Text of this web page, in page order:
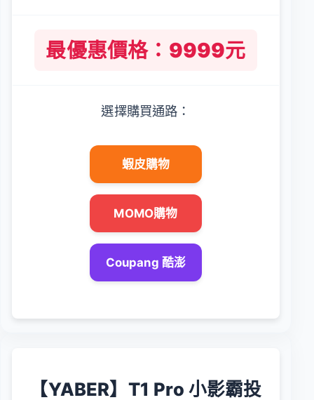
最優惠價格：9999元
選擇購買通路：
蝦皮購物
MOMO購物
Coupang 酷澎
【YABER】T1 Pro 小影霸投